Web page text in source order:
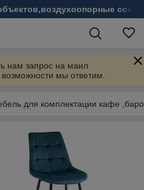
нам запрос на маил
мы ответим.
для комплектации кафе